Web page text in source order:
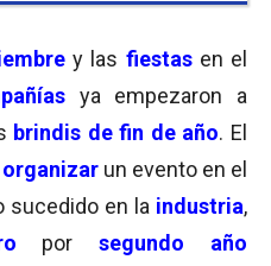
y las fiestasen el
ya empezaron a
brindis de fin de año. El
organizar un evento en el
sucedido en la industria,
porsegundo año